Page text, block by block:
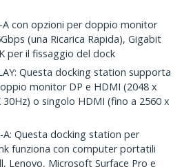
A con opzioni per doppio monitor
(una Ricarica Rapida), Gigabit
per il fissaggio del dock
Questa docking station supporta
monitor DP e HDMI (2048 x
o singolo HDMI (fino a 2560 x
A: Questa docking station per
funziona con computer portatili
Lenovo, Microsoft Surface Pro e